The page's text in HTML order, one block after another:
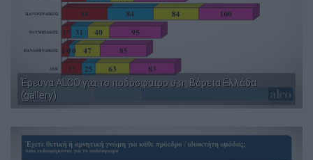
Έρευνα ALCO για το ποδόσφαιρο στη Βόρεια Ελλάδα
(gallery)